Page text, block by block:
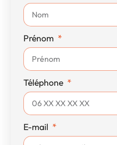
Prénom
Téléphone
E-mail